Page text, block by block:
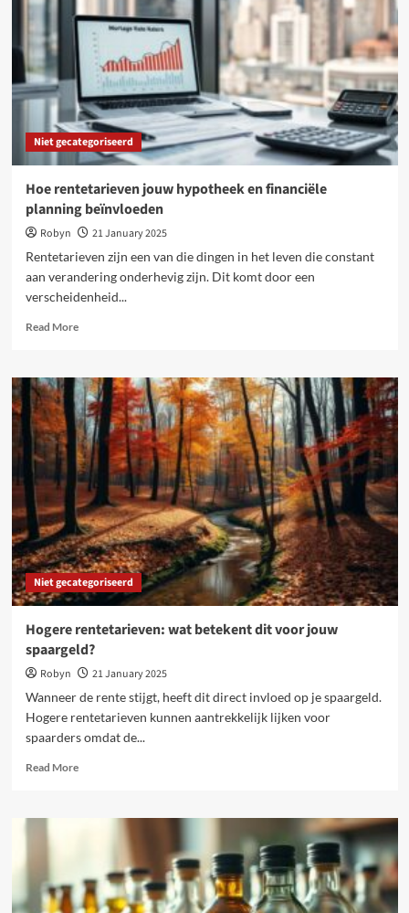
Niet gecategoriseerd
Hoe rentetarieven jouw hypotheek en financiële
planning beïnvloeden
Robyn
21 January 2025
Rentetarieven zijn een van die dingen in het leven die constant
aan verandering onderhevig zijn. Dit komt door een
verscheidenheid...
Read MoreRead
Hoe
rentetarieven
jouw
hypotheek
en
financiële
planning
beïnvloeden
Niet gecategoriseerd
Hogere rentetarieven: wat betekent dit voor jouw
spaargeld?
Robyn
21 January 2025
Wanneer de rente stijgt, heeft dit direct invloed op je spaargeld.
Hogere rentetarieven kunnen aantrekkelijk lijken voor
spaarders omdat de...
Read MoreRead
Hogere
betekent
dit
voor